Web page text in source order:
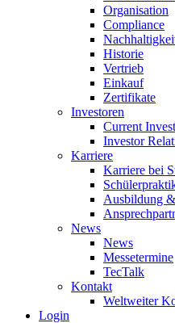
Organisation
Compliance
Historie
Vertrieb
Einkauf
Zertifikate
Investoren
Current
Investor
Karriere
Karriere bei
Ausbildung
News
News
Messetermine
TecTalk
Kontakt
Weltweiter
Login